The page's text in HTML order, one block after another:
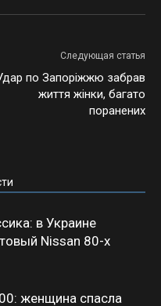
Следующая статья
по Запоріжжю забрав
життя жінки, багато
поранених
в Украине
Nissan 80-х
женщина спасла